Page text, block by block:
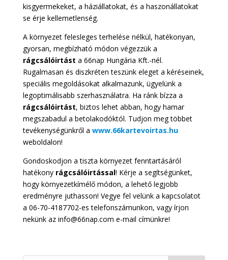
kisgyermekeket, a háziállatokat, és a haszonállatokat
se érje kellemetlenség.
A környezet felesleges terhelése nélkül, hatékonyan,
gyorsan, megbízható módon végezzük a
rágcsálóirtást a 66nap Hungária Kft.-nél.
Rugalmasan és diszkréten teszünk eleget a kéréseinek,
speciális megoldásokat alkalmazunk, ügyelünk a
legoptimálisabb szerhasználatra. Ha ránk bízza a
rágcsálóirtást, biztos lehet abban, hogy hamar
megszabadul a betolakodóktól. Tudjon meg többet
tevékenységünkről a www.66kartevoirtas.hu
weboldalon!
Gondoskodjon a tiszta környezet fenntartásáról
hatékony rágcsálóirtással! Kérje a segítségünket,
hogy környezetkímélő módon, a lehető legjobb
eredményre juthasson! Vegye fel velünk a kapcsolatot
a 06-70-4187702-es telefonszámunkon, vagy írjon
nekünk az info@66nap.com e-mail címünkre!